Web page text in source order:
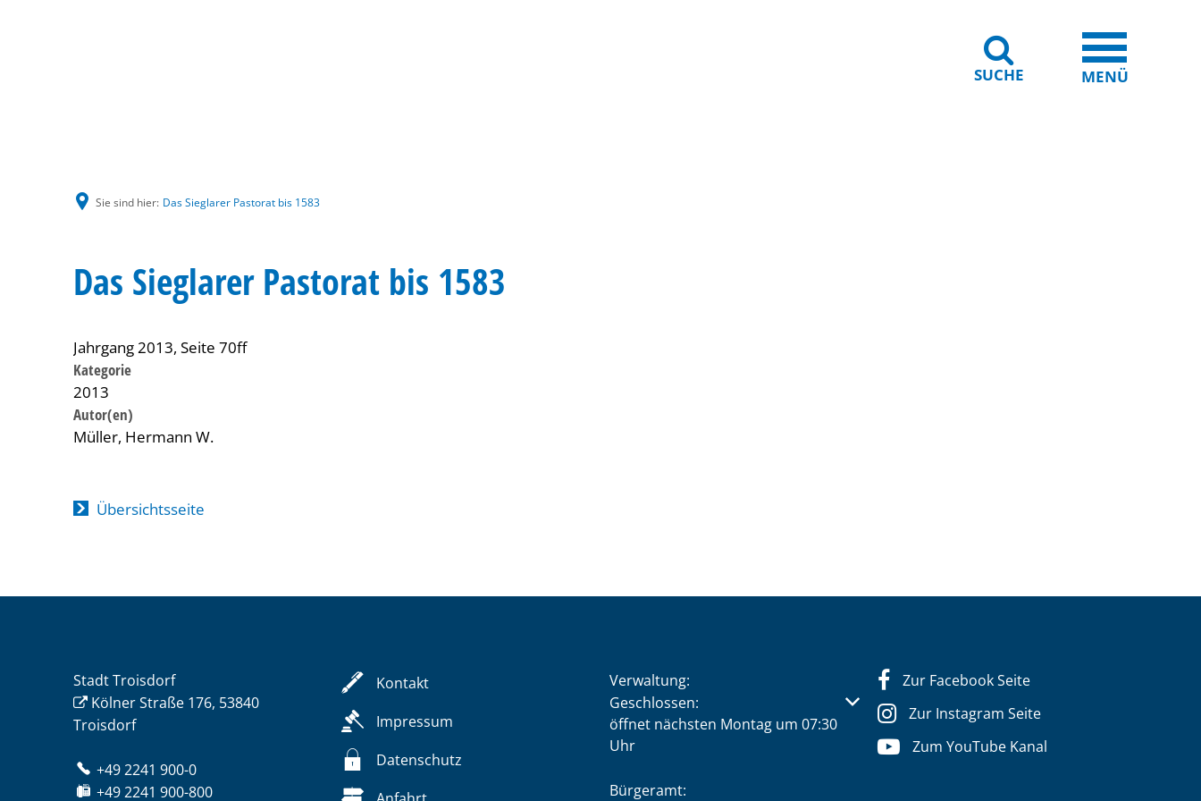
SUCHE MENÜ
Sie sind hier: Das Sieglarer Pastorat bis 1583
Das Sieglarer Pastorat bis 1583
Jahrgang 2013, Seite 70ff
Kategorie
2013
Müller, Hermann W.
Übersichtsseite
Stadt Troisdorf
Kölner Straße 176, 53840
Troisdorf
+49 2241 900-0
+49 2241 900-800
Kontakt
Impressum
Datenschutz
Verwaltung:
Klicken, um weitere Öffnungs- oder Schließzeiten auszublenden
Geschlossen:
öffnet nächsten Montag um 07:30
Uhr
Bürgeramt:
Zur Facebook Seite
Zur Instagram Seite
Zum YouTube Kanal